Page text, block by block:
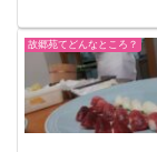
故郷苑てどんなところ？